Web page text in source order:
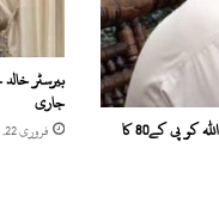
جے یو آئی کی جانب سے مولانا حجت اللہ کو پی کے80 کا
بیرسٹر
جاری
فروری 22, 2020